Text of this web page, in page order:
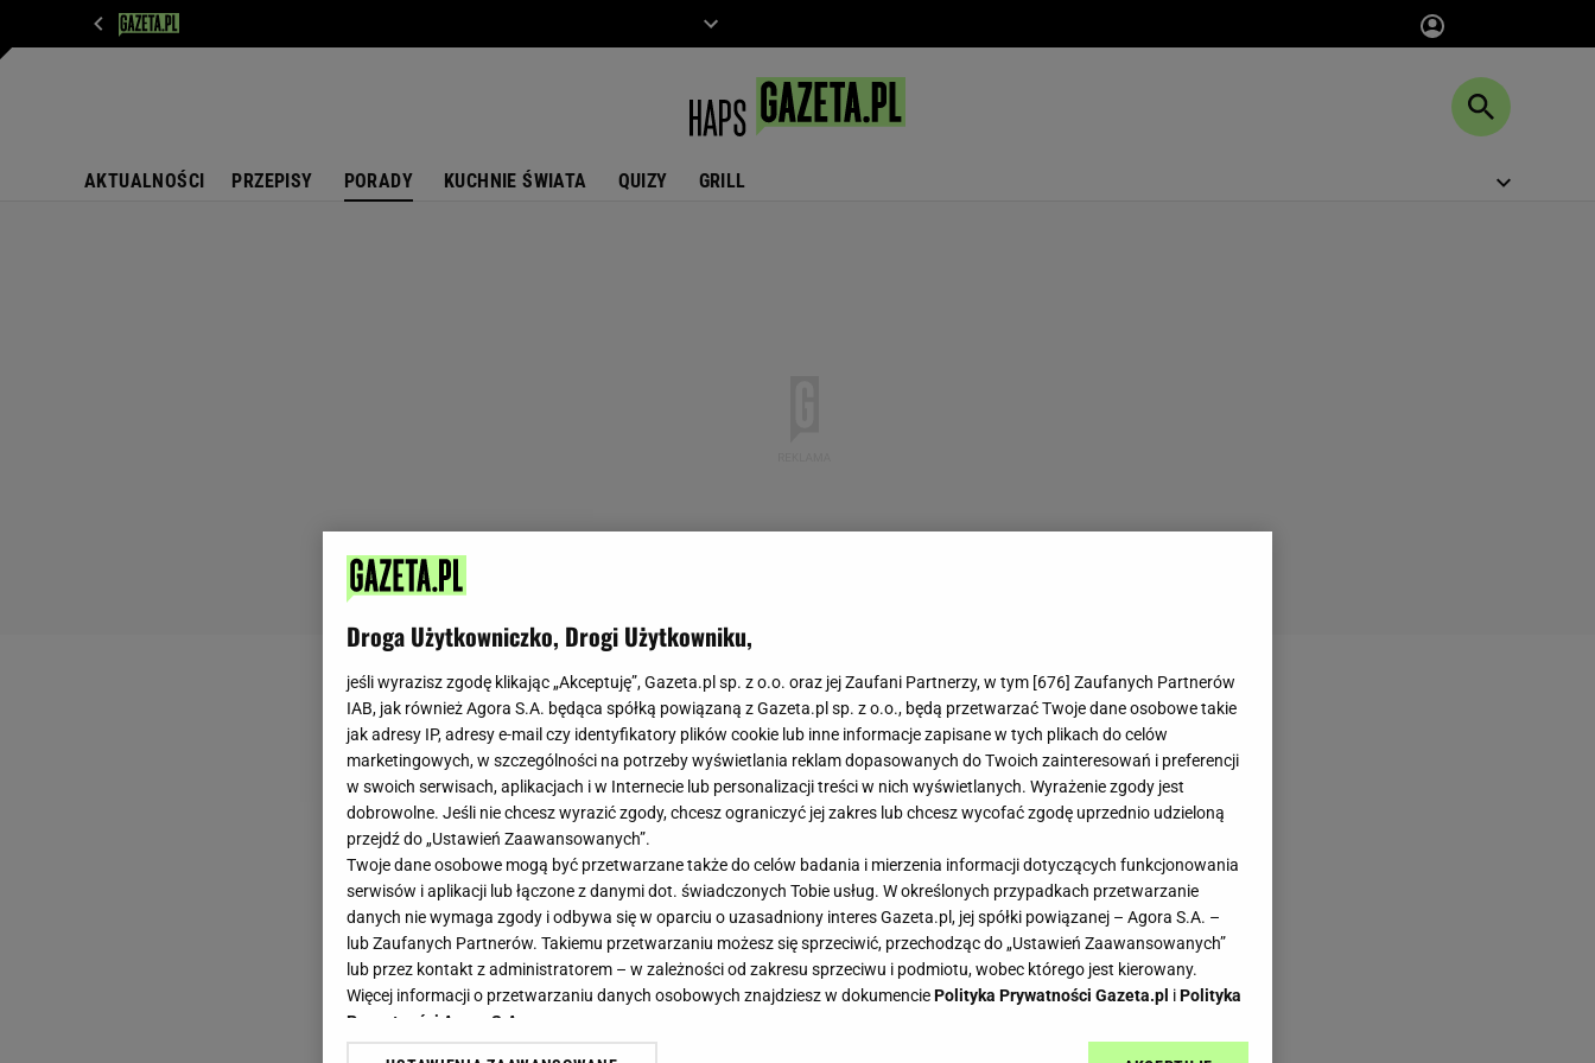
AKTUALNOŚCI PRZEPISY PORADY KUCHNIE ŚWIATA QUIZY GRILL
Droga Użytkowniczko, Drogi Użytkowniku,
jeśli wyrazisz zgodę klikając „Akceptuję”, Gazeta.pl sp. z o.o. oraz jej Zaufani Partnerzy, w tym [676] Zaufanych Partnerów
IAB, jak również Agora S.A. będąca spółką powiązaną z Gazeta.pl sp. z o.o., będą przetwarzać Twoje dane osobowe takie
jak adresy IP, adresy e-mail czy identyfikatory plików cookie lub inne informacje zapisane w tych plikach do celów
marketingowych, w szczególności na potrzeby wyświetlania reklam dopasowanych do Twoich zainteresowań i preferencji
w swoich serwisach, aplikacjach i w Internecie lub personalizacji treści w nich wyświetlanych. Wyrażenie zgody jest
dobrowolne. Jeśli nie chcesz wyrazić zgody, chcesz ograniczyć jej zakres lub chcesz wycofać zgodę uprzednio udzieloną
przejdź do „Ustawień Zaawansowanych”.
Twoje dane osobowe mogą być przetwarzane także do celów badania i mierzenia informacji dotyczących funkcjonowania
serwisów i aplikacji lub łączone z danymi dot. świadczonych Tobie usług. W określonych przypadkach przetwarzanie
danych nie wymaga zgody i odbywa się w oparciu o uzasadniony interes Gazeta.pl, jej spółki powiązanej – Agora S.A. –
lub Zaufanych Partnerów. Takiemu przetwarzaniu możesz się sprzeciwić, przechodząc do „Ustawień Zaawansowanych”
lub przez kontakt z administratorem – w zależności od zakresu sprzeciwu i podmiotu, wobec którego jest kierowany.
Więcej informacji o przetwarzaniu danych osobowych znajdziesz w dokumenciePolityka Prywatności Gazeta.pl iPolityka
Prywatności Agora S.A.